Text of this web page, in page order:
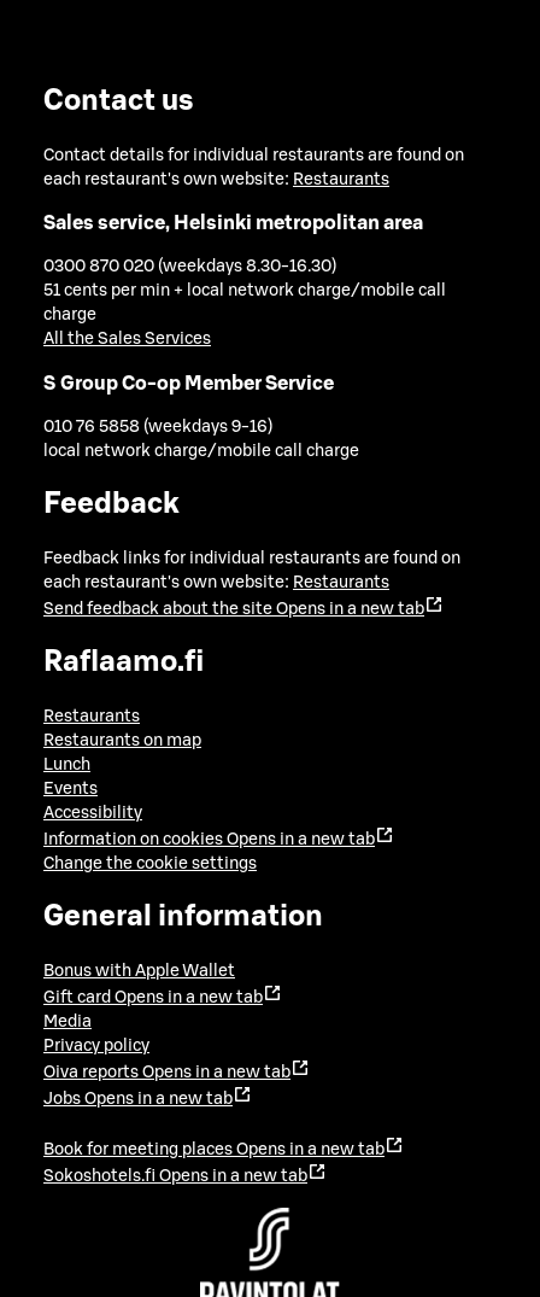
Contact us
Contact details for individual restaurants are found on
each restaurant's own website: Restaurants
Sales service, Helsinki metropolitan area
0300 870 020 (weekdays 8.30-16.30)
51 cents per min + local network charge/mobile call
charge
All the Sales Services
S Group Co-op Member Service
010 76 5858 (weekdays 9-16)
local network charge/mobile call charge
Feedback
Feedback links for individual restaurants are found on
each restaurant's own website: Restaurants
Send feedback about the site Opens in a new tab
Raflaamo.fi
Restaurants
Restaurants on map
Lunch
Events
Accessibility
Information on cookies Opens in a new tab
Change the cookie settings
General information
Bonus with Apple Wallet
Gift card Opens in a new tab
Media
Privacy policy
Oiva reports Opens in a new tab
Jobs Opens in a new tab
Book for meeting places Opens in a new tab
Sokoshotels.fi Opens in a new tab